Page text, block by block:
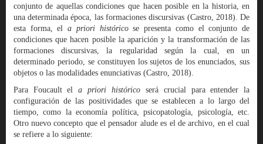
conjunto de aquellas condiciones que hacen posible en la historia, en
una determinada época, las formaciones discursivas (Castro, 2018). De
esta forma, ela priori históricose presenta como el conjunto de
condiciones que hacen posible la aparición y la transformación de las
formaciones discursivas, la regularidad según la cual, en un
determinado periodo, se constituyen los sujetos de los enunciados, sus
objetos o las modalidades enunciativas (Castro, 2018).
Para Foucault ela priori histórico será crucial para entender la
configuración de las positividades que se establecen a lo largo del
tiempo, como la economía política, psicopatología, psicología, etc.
Otro nuevo concepto que el pensador alude es el de archivo, en el cual
se refiere a lo siguiente: